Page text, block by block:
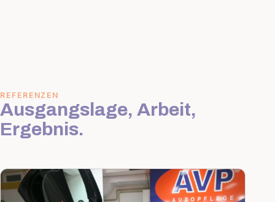
REFERENZEN
Ausgangslage, Arbeit,
Ergebnis.